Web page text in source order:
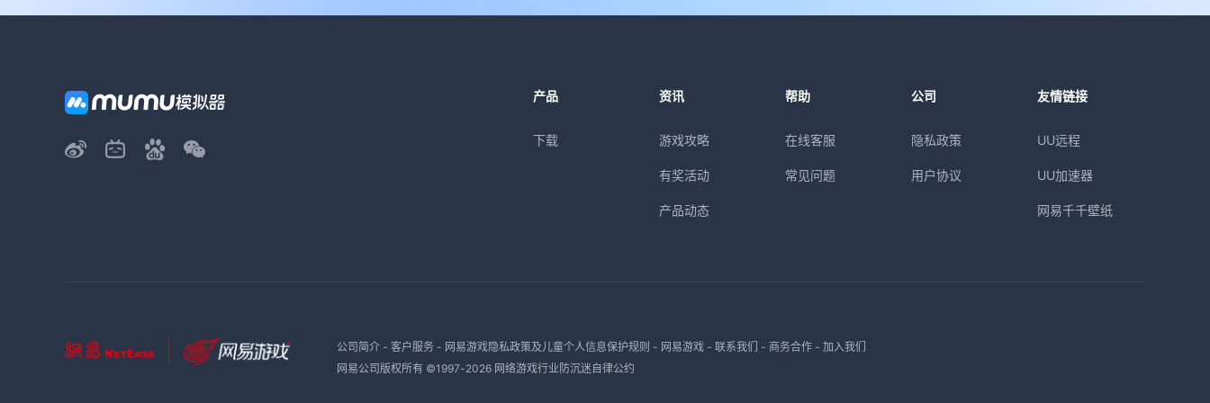
产品
下载
资讯
游戏攻略
有奖活动
产品动态
帮助
在线客服
常见问题
公司
隐私政策
用户协议
友情链接
UU远程
UU加速器
网易千千壁纸
公司简介- 客户服务- 网易游戏隐私政策及儿童个人信息保护规则 - 网易游戏- 联系我们 - 商务合作- 加入我们
网易公司版权所有 ©1997-2026 网络游戏行业防沉迷自律公约